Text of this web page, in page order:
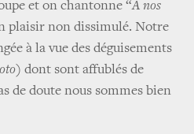
et on chantonne “A nos
plaisir non dissimulé. Notre
à la vue des déguisements
dont sont affublés de
de doute nous sommes bien